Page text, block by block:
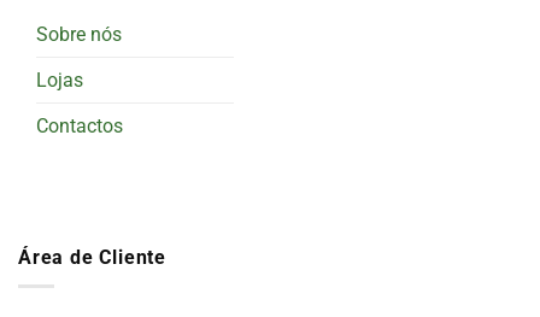
Sobre nós
Lojas
Contactos
Área de Cliente